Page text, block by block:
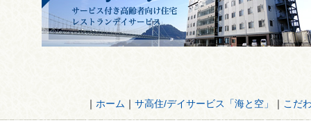
｜ ホーム ｜ サ高住/デイサービス「海と空」 ｜ こだ